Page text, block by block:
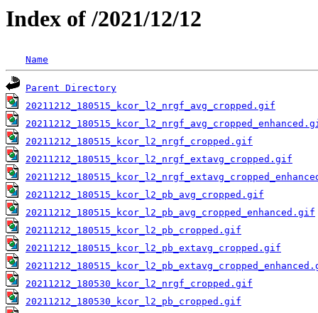
Index of /2021/12/12
Name
Parent Directory
20211212_180515_kcor_l2_nrgf_avg_cropped.gif
20211212_180515_kcor_l2_nrgf_cropped.gif
20211212_180515_kcor_l2_nrgf_extavg_cropped.gif
20211212_180515_kcor_l2_pb_avg_cropped.gif
20211212_180515_kcor_l2_pb_avg_cropped_enhanced.gif
20211212_180515_kcor_l2_pb_cropped.gif
20211212_180515_kcor_l2_pb_extavg_cropped.gif
20211212_180530_kcor_l2_nrgf_cropped.gif
20211212_180530_kcor_l2_pb_cropped.gif